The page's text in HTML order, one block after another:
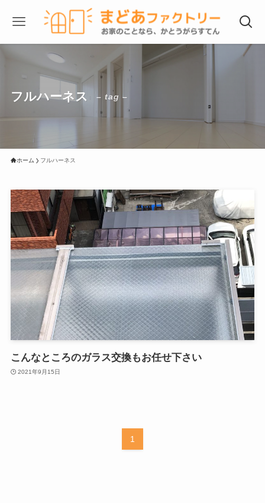
フルハーネス – tag –
ホーム フルハーネス
こんなところのガラス交換もお任せ下さい
2021年9月15日
1